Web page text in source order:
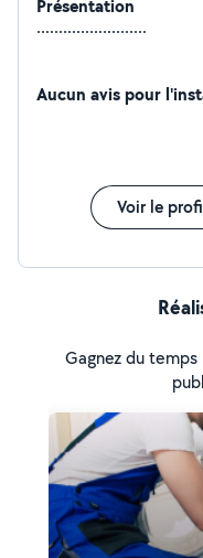
Présentation
.........................
Aucun avis pour
Voir le
Gagnez du